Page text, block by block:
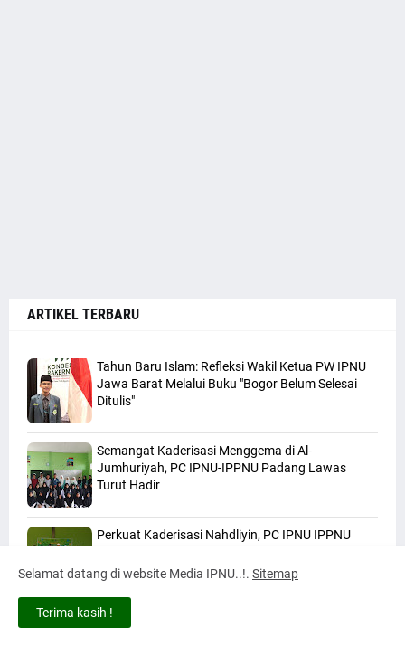
ARTIKEL TERBARU
Tahun Baru Islam: Refleksi Wakil Ketua PW IPNU
Jawa Barat Melalui Buku "Bogor Belum Selesai
Ditulis"
Semangat Kaderisasi Menggema di Al-
Jumhuriyah, PC IPNU-IPPNU Padang Lawas
Turut Hadir
Perkuat Kaderisasi Nahdliyin, PC IPNU IPPNU
Selamat datang di website Media IPNU..!. Sitemap
Terima kasih !